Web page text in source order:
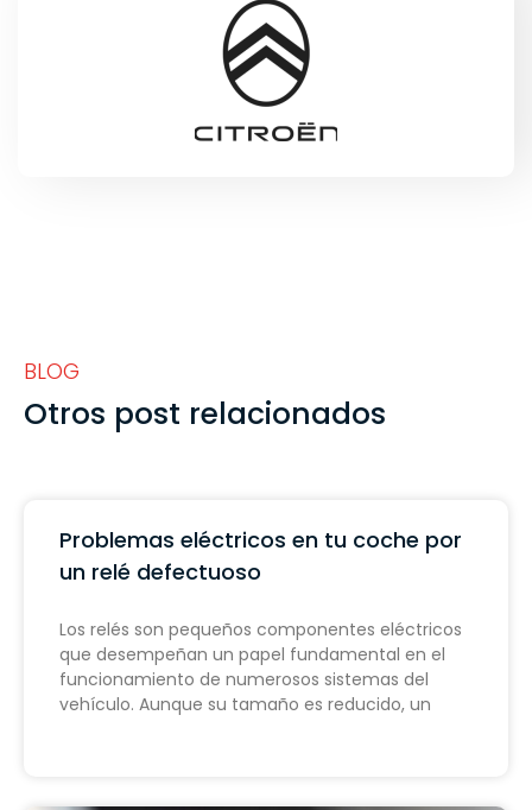
BLOG
Otros post relacionados
Problemas eléctricos en tu coche por
un relé defectuoso
Los relés son pequeños componentes eléctricos
que desempeñan un papel fundamental en el
funcionamiento de numerosos sistemas del
vehículo. Aunque su tamaño es reducido, un